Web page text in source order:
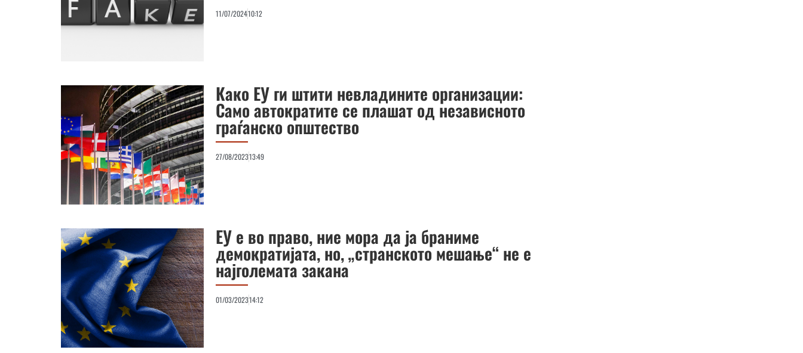
11/07/202410:12
Како ЕУ ги штити невладините организации:
Само автократите се плашат од независното
граѓанско општество
27/08/202313:49
ЕУ е во право, ние мора да ја браниме
демократијата, но, „странското мешање“ не е
најголемата закана
01/03/202314:12